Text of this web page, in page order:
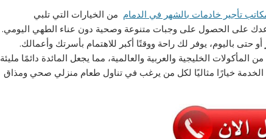
تأجير خادمات بالشهر في الدمام من الخيارات التي تلبي
على الحصول على وجبات متنوعة وصحية دون عناء الطهي اليومي.
أو حتى باليوم، يوفر لك راحة ووقتًا أكبر للاهتمام بأسرتك وأعمالك.
الخليجية والعربية والعالمية، مما يجعل المائدة دائمًا مليئة
الخدمة خيارًا مثاليًا لكل من يرغب في تناول طعام منزلي صحي ومذاق